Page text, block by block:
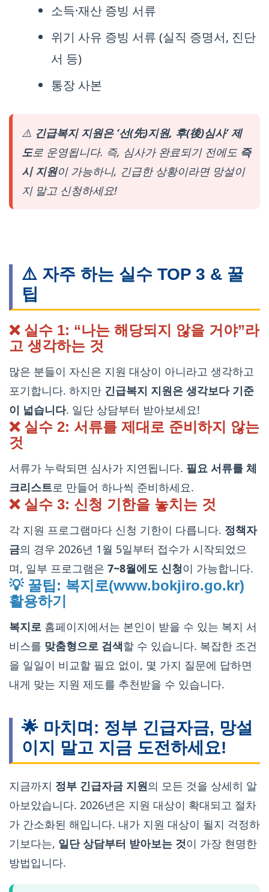
소득·재산 증빙 서류
위기 사유 증빙 서류 (실직 증명서, 진단
서 등)
통장 사본
⚠️ 긴급복지 지원은 ‘선(先)지원, 후(後)심사’ 제
도로 운영됩니다. 즉, 심사가 완료되기 전에도 즉
시 지원이 가능하니, 긴급한 상황이라면 망설이
지 말고 신청하세요!
⚠️ 자주 하는 실수 TOP 3 & 꿀
팁
❌ 실수 1: “나는 해당되지 않을 거야”라
고 생각하는 것
많은 분들이 자신은 지원 대상이 아니라고 생각하고
포기합니다. 하지만 긴급복지 지원은 생각보다 기준
이 넓습니다. 일단 상담부터 받아보세요!
❌ 실수 2: 서류를 제대로 준비하지 않는
것
서류가 누락되면 심사가 지연됩니다. 필요 서류를 체
크리스트로 만들어 하나씩 준비하세요.
❌ 실수 3: 신청 기한을 놓치는 것
각 지원 프로그램마다 신청 기한이 다릅니다. 정책자
금의 경우 2026년 1월 5일부터 접수가 시작되었으
며, 일부 프로그램은 7~8월에도 신청이 가능합니다.
💡 꿀팁: 복지로(www.bokjiro.go.kr)
활용하기
복지로 홈페이지에서는 본인이 받을 수 있는 복지 서
비스를 맞춤형으로 검색할 수 있습니다. 복잡한 조건
을 일일이 비교할 필요 없이, 몇 가지 질문에 답하면
내게 맞는 지원 제도를 추천받을 수 있습니다.
🌟 마치며: 정부 긴급자금, 망설
이지 말고 지금 도전하세요!
지금까지 정부 긴급자금 지원의 모든 것을 상세히 알
아보았습니다. 2026년은 지원 대상이 확대되고 절차
가 간소화된 해입니다. 내가 지원 대상이 될지 걱정하
기보다는, 일단 상담부터 받아보는 것이 가장 현명한
방법입니다.